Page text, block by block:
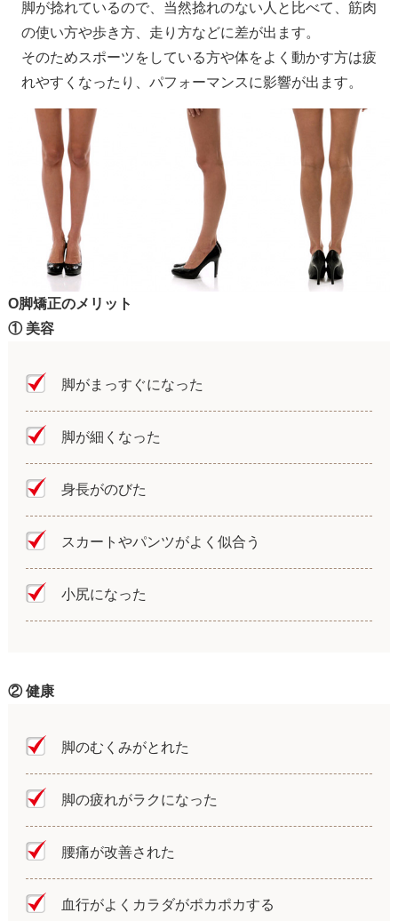
脚が捻れているので、当然捻れのない人と比べて、筋肉
の使い方や歩き方、走り方などに差が出ます。
そのためスポーツをしている方や体をよく動かす方は疲
れやすくなったり、パフォーマンスに影響が出ます。
O脚矯正のメリット
① 美容
脚がまっすぐになった
脚が細くなった
身長がのびた
スカートやパンツがよく似合う
小尻になった
② 健康
脚のむくみがとれた
脚の疲れがラクになった
腰痛が改善された
血行がよくカラダがポカポカする